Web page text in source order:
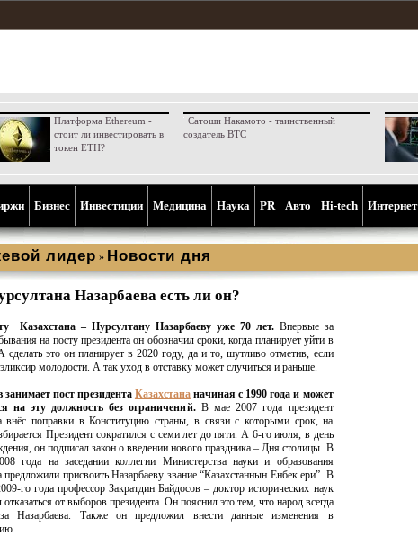
Платформа Ethereum -
стоит ли инвестировать в
токен ETH?
Сатоши Накамото - таинственный
создатель BTC
Бизнес Инвестиции Медицина Наука PR Aвто Hi-tech Интернет
лидер » Новости дня
Назарбаева есть ли он?
Казахстана – Нурсултану Назарбаеву уже 70 лет.Впервые за
на посту президента он обозначил сроки, когда планирует уйти в
сделать это он планирует в 2020 году, да и то, шутливо отметив, если
молодости. А так уход в отставку может случиться и раньше.
занимает пост президента Казахстананачиная с 1990 года и может
на эту должность без ограничений.В мае 2007 года президент
внёс поправки в Конституцию страны, в связи с которыми срок, на
Президент сократился с семи лет до пяти. А 6-го июля, в день
он подписал закон о введении нового праздника – Дня столицы. В
года на заседании коллегии Министерства науки и образования
предложили присвоить Назарбаеву звание “Казахстаннын Енбек ери”. В
го года профессор Закратдин Байдосов – доктор исторических наук
от выборов президента. Он пояснил это тем, что народ всегда
за Назарбаева. Также он предложил внести данные изменения в